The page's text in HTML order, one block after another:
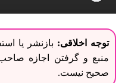
توجه اخلاقی: بازنشر یا
منبع و گرفتن اجازه
صحیح نیست.